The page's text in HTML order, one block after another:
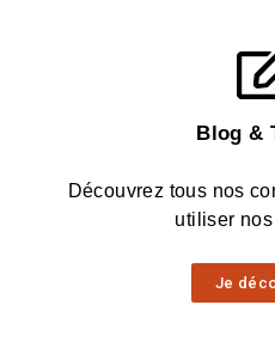
Blog &
Découvrez tous nos
utiliser
Je